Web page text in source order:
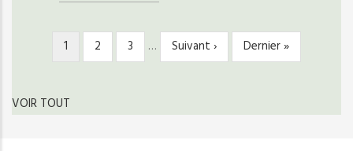
PAGINATION
Page
courante
1 Page
2 Page
3 …
Page
suivante
Suivant ›
Dernière
page
Dernier »
VOIR TOUT